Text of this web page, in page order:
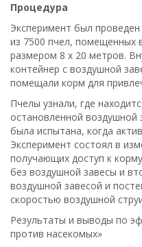
Процедура
Эксперимент был
из 7500 пчел, помещенных
размером 8 х 20 метров.
контейнер с воздушной
помещали корм для
Пчелы узнали, где
остановленной воздушной
была испытана, когда
Эксперимент состоял в
получающих доступ к
без воздушной завесы и
воздушной завесой и
скоростью воздушной
Результаты и выводы по
против насекомых»